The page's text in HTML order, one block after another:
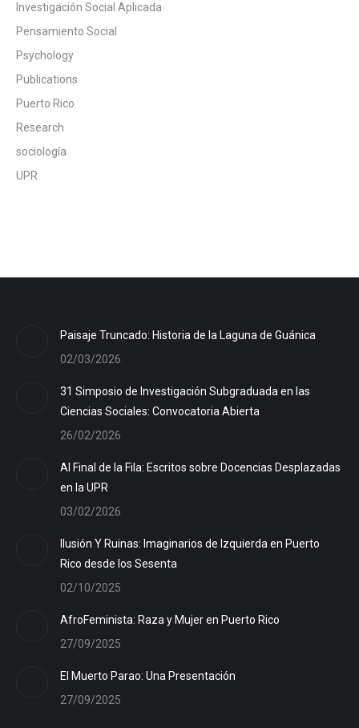
Investigación Social Aplicada
Pensamiento Social
Psychology
Publications
Puerto Rico
Research
sociología
UPR
Paisaje Truncado: Historia de la Laguna de Guánica
02/03/2026
31 Simposio de Investigación Subgraduada en las
Ciencias Sociales: Convocatoria Abierta
26/02/2026
Al Final de la Fila: Escritos sobre Docencias Desplazadas
en la UPR
03/02/2026
Ilusión Y Ruinas: Imaginarios de Izquierda en Puerto
Rico desde los Sesenta
02/10/2025
AfroFeminista: Raza y Mujer en Puerto Rico
27/09/2025
El Muerto Parao: Una Presentación
27/09/2025